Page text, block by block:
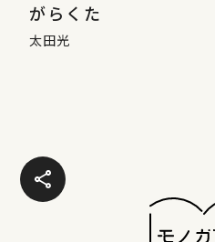
がらくた
太田光